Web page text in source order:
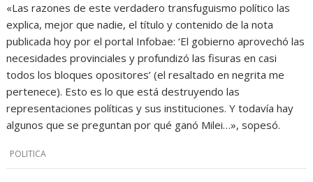
«Las razones de este verdadero transfuguismo político las
explica, mejor que nadie, el título y contenido de la nota
publicada hoy por el portal Infobae: ‘El gobierno aprovechó las
necesidades provinciales y profundizó las fisuras en casi
todos los bloques opositores’ (el resaltado en negrita me
pertenece). Esto es lo que está destruyendo las
representaciones políticas y sus instituciones. Y todavía hay
algunos que se preguntan por qué ganó Milei…», sopesó.
POLITICA